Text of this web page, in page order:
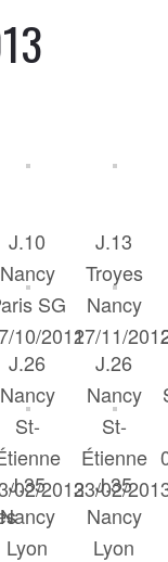
J.10
Nancy
SG
10/2012
J.13
Troyes
Nancy
17/11/
J.26
Nancy
St-
02/2013
J.26
Nancy
St-
Étienne
23/02/
J.35
Nancy
Lyon
J.35
Nancy
Lyon